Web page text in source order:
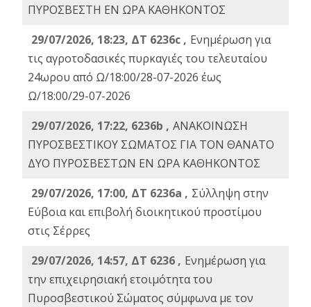
ΠΥΡΟΣΒΕΣΤΗ ΕΝ ΩΡΑ ΚΑΘΗΚΟΝΤΟΣ
29/07/2026, 18:23, ΔΤ 6236c , Ενημέρωση για
τις αγροτοδασικές πυρκαγιές του τελευταίου
24ωρου από Ω/18:00/28-07-2026 έως
Ω/18:00/29-07-2026
29/07/2026, 17:22, 6236b , ΑΝΑΚΟΙΝΩΣΗ
ΠΥΡΟΣΒΕΣΤΙΚΟΥ ΣΩΜΑΤΟΣ ΓΙΑ ΤΟΝ ΘΑΝΑΤΟ
ΔΥΟ ΠΥΡΟΣΒΕΣΤΩΝ ΕΝ ΩΡΑ ΚΑΘΗΚΟΝΤΟΣ
29/07/2026, 17:00, ΔΤ 6236a , Σύλληψη στην
Εύβοια και επιβολή διοικητικού προστίμου
στις Σέρρες
29/07/2026, 14:57, ΔΤ 6236 , Ενημέρωση για
την επιχειρησιακή ετοιμότητα του
Πυροσβεστικού Σώματος σύμφωνα με τον